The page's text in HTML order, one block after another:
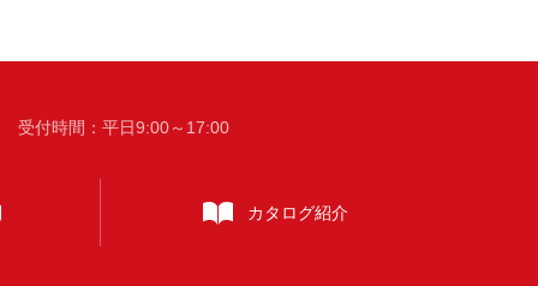
受付時間：平日9:00～17:00
カタログ紹介